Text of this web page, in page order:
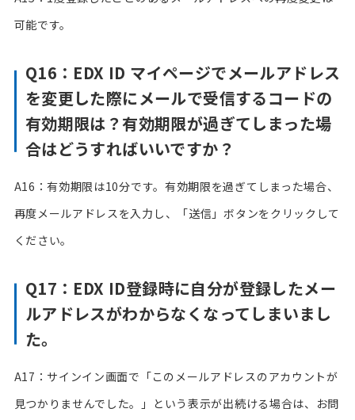
可能です。
Q16：EDX ID マイページでメールアドレス
を変更した際にメールで受信するコードの
有効期限は？有効期限が過ぎてしまった場
合はどうすればいいですか？
A16：有効期限は10分です。有効期限を過ぎてしまった場合、
再度メールアドレスを入力し、「送信」ボタンをクリックして
ください。
Q17：EDX ID登録時に自分が登録したメー
ルアドレスがわからなくなってしまいまし
た。
A17：サインイン画面で「このメールアドレスのアカウントが
見つかりませんでした。」という表示が出続ける場合は、お問